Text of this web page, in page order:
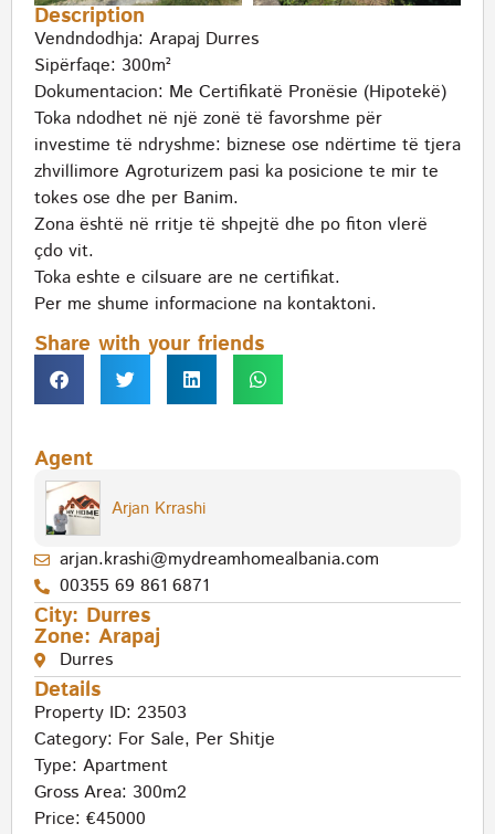
Description
Vendndodhja: Arapaj Durres
Sipërfaqe: 300m²
Dokumentacion: Me Certifikatë Pronësie (Hipotekë)
Toka ndodhet në një zonë të favorshme për
investime të ndryshme: biznese ose ndërtime të tjera
zhvillimore Agroturizem pasi ka posicione te mir te
tokes ose dhe per Banim.
Zona është në rritje të shpejtë dhe po fiton vlerë
çdo vit.
Toka eshte e cilsuare are ne certifikat.
Per me shume informacione na kontaktoni.
Share with your friends
Agent
Arjan Krrashi
arjan.krashi@mydreamhomealbania.com
00355 69 861 6871
City: Durres
Zone: Arapaj
Durres
Details
Property ID: 23503
Category: For Sale, Per Shitje
Type: Apartment
Gross Area: 300m2
Price: €45000